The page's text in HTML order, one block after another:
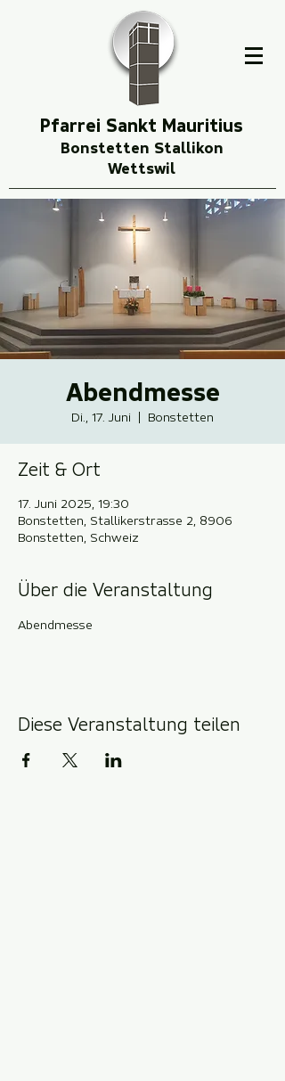
Pfarrei Sankt Mauritius
Bonstetten Stallikon
Wettswil
Abendmesse
Di., 17. Juni Bonstetten
Zeit & Ort
17. Juni 2025, 19:30
Bonstetten, Stallikerstrasse 2, 8906
Bonstetten, Schweiz
Über die Veranstaltung
Abendmesse
Diese Veranstaltung teilen